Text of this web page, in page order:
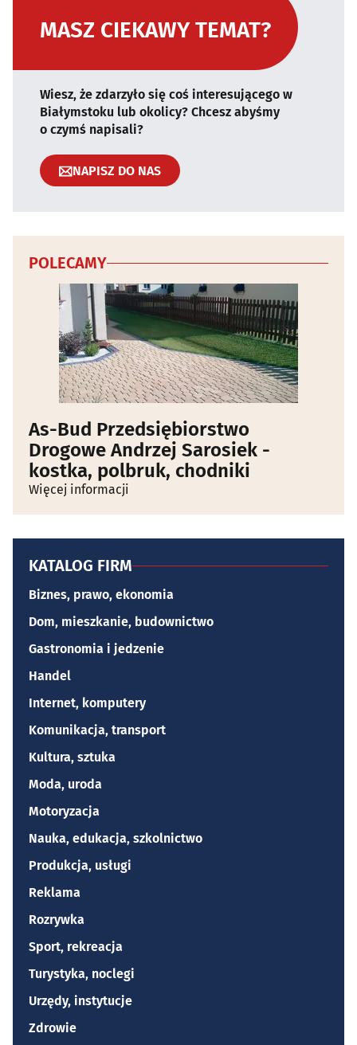
MASZ CIEKAWY TEMAT?
Wiesz, że zdarzyło się coś interesującego w
Białymstoku lub okolicy? Chcesz abyśmy
o czymś napisali?
NAPISZ DO NAS
POLECAMY
As-Bud Przedsiębiorstwo
Drogowe Andrzej Sarosiek -
kostka, polbruk, chodniki
Więcej informacji
KATALOG FIRM
Biznes, prawo, ekonomia
Dom, mieszkanie, budownictwo
Gastronomia i jedzenie
Handel
Internet, komputery
Komunikacja, transport
Kultura, sztuka
Moda, uroda
Motoryzacja
Nauka, edukacja, szkolnictwo
Produkcja, usługi
Reklama
Rozrywka
Sport, rekreacja
Turystyka, noclegi
Urzędy, instytucje
Zdrowie